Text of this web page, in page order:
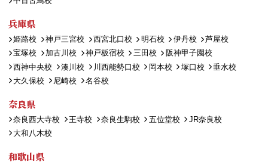
兵庫県
姫路校 神戸三宮校 西宮北口校 明石校 伊丹校
芦屋校
宝塚校
加古川校 神戸板宿校 三田校
阪神甲子園校
西神中央校
湊川校 川西能勢口校 岡本校 塚口校
垂水校
大久保校
尼崎校 名谷校
奈良県
奈良西大寺校 王寺校 奈良生駒校 五位堂校
JR奈良校
大和八木校
和歌山県